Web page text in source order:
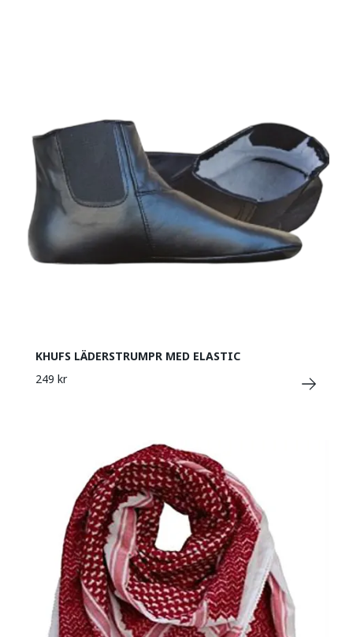
KHUFS LÄDERSTRUMPR MED ELASTIC
249 kr